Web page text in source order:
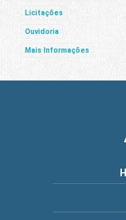
Licitações
Ouvidoria
Mais Informações